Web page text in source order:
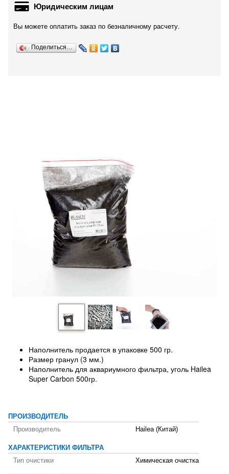
Юридическим лицам
Вы можете оплатить заказ по безналичному расчету.
Поделиться…
Наполнитель продается в упаковке 500 гр.
Размер гранул (3 мм.)
Наполнитель для аквариумного фильтра, уголь Hailea
Super Carbon 500гр.
ПРОИЗВОДИТЕЛЬ
Производитель
Hailea (Китай)
ХАРАКТЕРИСТИКИ ФИЛЬТРА
Тип очистики
Химическая очистка